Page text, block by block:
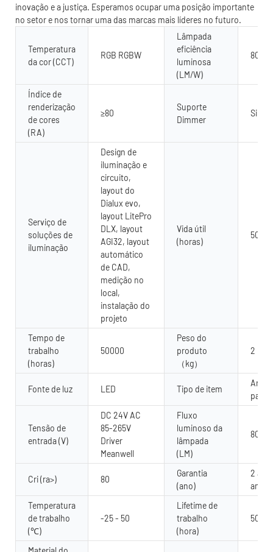
inovação e a justiça. Esperamos ocupar uma posição importante
no setor e nos tornar uma das marcas mais líderes no futuro.
Temperatura
da cor (CCT)
RGB RGBW
Lâmpada
eficiência
luminosa
(LM/W)
80
Índice de
renderização
de cores
(RA)
≥80
Suporte
Dimmer
Sim
Serviço de
soluções de
iluminação
Design de
iluminação e
circuito,
layout do
Dialux evo,
layout LitePro
DLX, layout
AGI32, layout
automático
de CAD,
medição no
local,
instalação do
projeto
Vida útil
(horas)
Tempo de
trabalho
(horas)
50000
Peso do
produto
（kg）
2
Fonte de luz LED Tipo de item
Tensão de
entrada (V)
DC 24V AC
85-265V
Driver
Meanwell
Fluxo
luminoso da
lâmpada
(LM)
80
Cri (ra>) 80
Garantia
(ano)
2
anos
Temperatura
de trabalho
(℃)
-25 - 50
Lifetime de
trabalho
(hora)